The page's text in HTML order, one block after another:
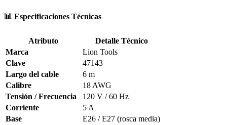
📊 Especificaciones Técnicas
Atributo
Detalle Técnico
Marca
Lion Tools
Clave
47143
Largo del cable
6 m
Calibre
18 AWG
Tensión / Frecuencia
120 V / 60 Hz
Corriente
5 A
Base
E26 / E27 (rosca media)